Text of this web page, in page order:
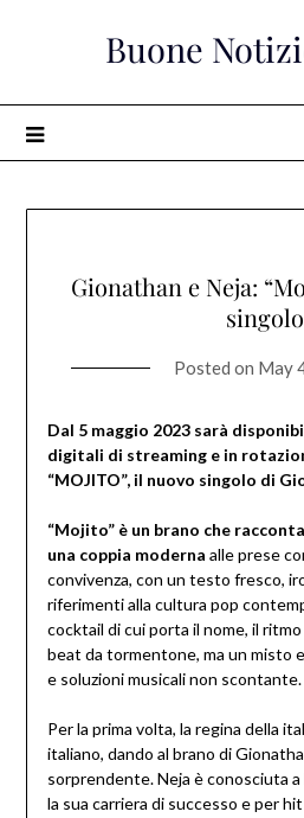
Buone
Gionathan e Neja:
singolo
Posted on May
Dal 5 maggio 2023 sarà
digitali di streaming e in
“MOJITO”, il nuovo singolo di
“Mojito” è un brano che
una coppia moderna alle prese
convivenza, con un testo fresco,
riferimenti alla cultura pop
cocktail di cui porta il nome, il
beat da tormentone, ma un misto
e soluzioni musicali non scontante.
Per la prima volta, la regina della
italiano, dando al brano di
sorprendente. Neja è conosciuta
la sua carriera di successo e per